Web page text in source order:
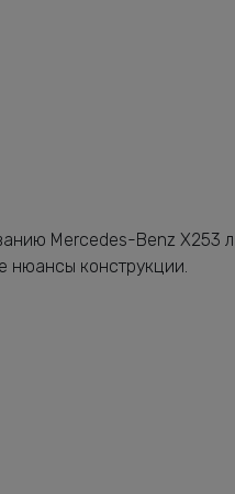
Mercedes-Benz
нюансы конструкции.